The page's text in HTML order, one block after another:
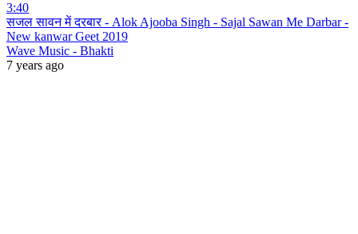
3:40
सजल सावन में दरबार - Alok Ajooba Singh - Sajal Sawan Me Darbar -
New kanwar Geet 2019
Wave Music - Bhakti
7 years ago